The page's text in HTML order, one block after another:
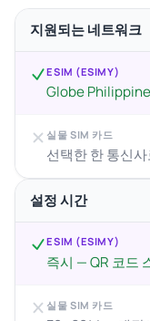
지원되는 네트워크
ESIM (ESIMY)
Globe
실물 SIM 카드
선택한 한 통신
설정 시간
ESIM (ESIMY)
즉시 — QR 코드
실물 SIM 카드